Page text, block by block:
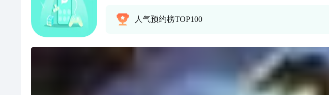
人气预约榜TOP100